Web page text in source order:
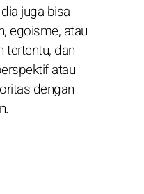
juga bisa
egoisme, atau
tertentu, dan
atau
dengan